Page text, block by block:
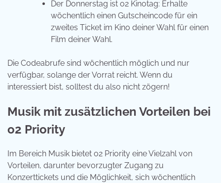
Der Donnerstag ist o2 Kinotag: Erhalte
wöchentlich einen Gutscheincode für ein
zweites Ticket im Kino deiner Wahl für einen
Film deiner Wahl.
Die Codeabrufe sind wöchentlich möglich und nur
verfügbar, solange der Vorrat reicht. Wenn du
interessiert bist, solltest du also nicht zögern!
Musik mit zusätzlichen Vorteilen bei
o2 Priority
Im Bereich Musik bietet o2 Priority eine Vielzahl von
Vorteilen, darunter bevorzugter Zugang zu
Konzerttickets und die Möglichkeit, sich wöchentlich